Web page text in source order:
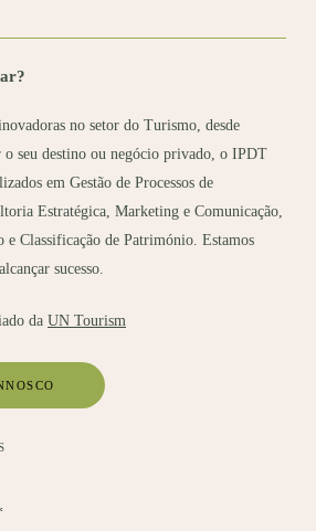
no setor do Turismo, desde
o seu destino ou negócio privado, o IPDT
em Gestão de Processos de
Estratégica, Marketing e Comunicação,
e Classificação de Património. Estamos
sucesso.
daUN Tourism